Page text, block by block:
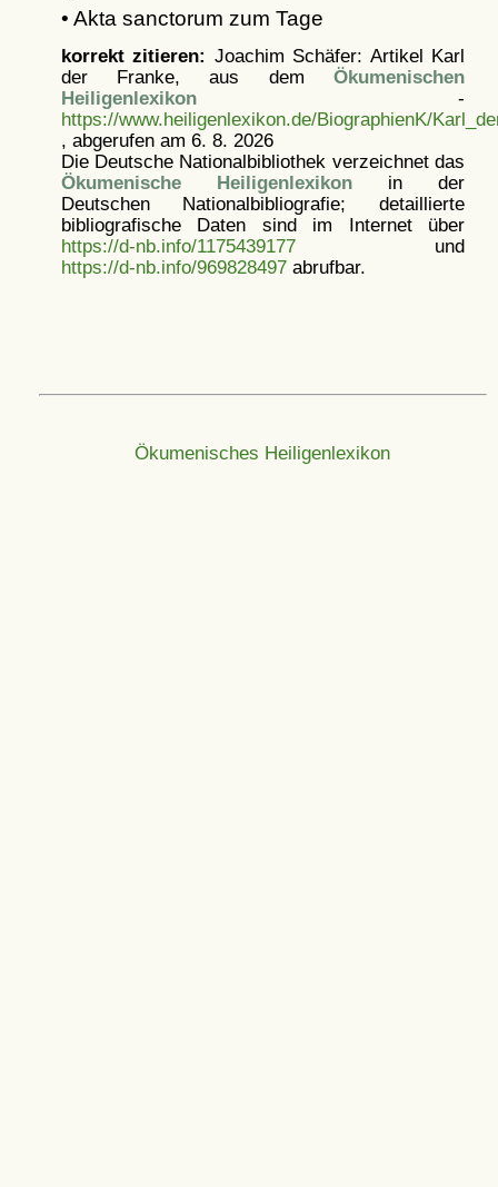
• Akta sanctorum zum Tage
korrekt zitieren: Joachim Schäfer: Artikel Karl
der Franke, aus dem Ökumenischen
Heiligenlexikon-
https://www.heiligenlexikon.de/BiographienK/
, abgerufen am 6. 8. 2026
Die Deutsche Nationalbibliothek verzeichnet das
Ökumenische Heiligenlexikonin der
Deutschen Nationalbibliografie; detaillierte
bibliografische Daten sind im Internet über
https://d-nb.info/1175439177und
https://d-nb.info/969828497abrufbar.
Ökumenisches Heiligenlexikon